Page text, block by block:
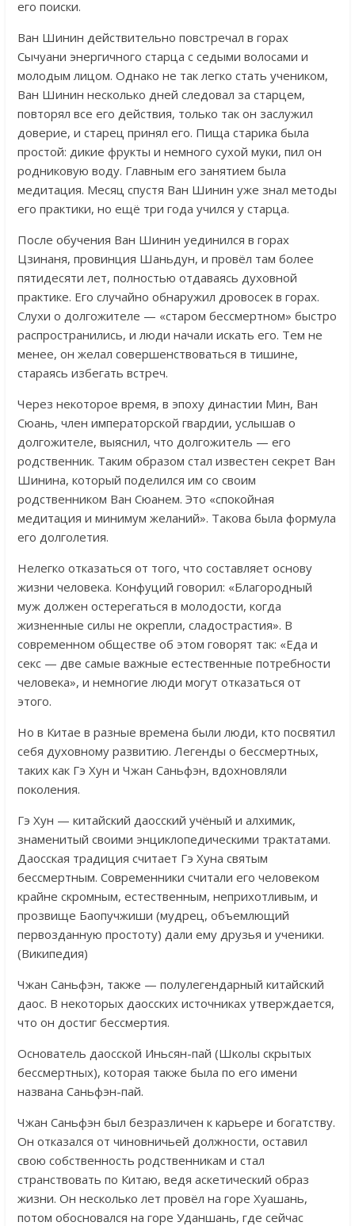
его поиски.
Ван Шинин действительно повстречал в горах
Сычуани энергичного старца с седыми волосами и
молодым лицом. Однако не так легко стать учеником,
Ван Шинин несколько дней следовал за старцем,
повторял все его действия, только так он заслужил
доверие, и старец принял его. Пища старика была
простой: дикие фрукты и немного сухой муки, пил он
родниковую воду. Главным его занятием была
медитация. Месяц спустя Ван Шинин уже знал методы
его практики, но ещё три года учился у старца.
После обучения Ван Шинин уединился в горах
Цзинаня, провинция Шаньдун, и провёл там более
пятидесяти лет, полностью отдаваясь духовной
практике. Его случайно обнаружил дровосек в горах.
Слухи о долгожителе — «старом бессмертном» быстро
распространились, и люди начали искать его. Тем не
менее, он желал совершенствоваться в тишине,
стараясь избегать встреч.
Через некоторое время, в эпоху династии Мин, Ван
Сюань, член императорской гвардии, услышав о
долгожителе, выяснил, что долгожитель — его
родственник. Таким образом стал известен секрет Ван
Шинина, который поделился им со своим
родственником Ван Сюанем. Это «спокойная
медитация и минимум желаний». Такова была формула
его долголетия.
Нелегко отказаться от того, что составляет основу
жизни человека. Конфуций говорил: «Благородный
муж должен остерегаться в молодости, когда
жизненные силы не окрепли, сладострастия». В
современном обществе об этом говорят так: «Еда и
секс — две самые важные естественные потребности
человека», и немногие люди могут отказаться от
этого.
Но в Китае в разные времена были люди, кто посвятил
себя духовному развитию. Легенды о бессмертных,
таких как Гэ Хун и Чжан Саньфэн, вдохновляли
поколения.
Гэ Хун — китайский даосский учёный и алхимик,
знаменитый своими энциклопедическими трактатами.
Даосская традиция считает Гэ Хуна святым
бессмертным. Современники считали его человеком
крайне скромным, естественным, неприхотливым, и
прозвище Баопучжиши (мудрец, объемлющий
первозданную простоту) дали ему друзья и ученики.
(Википедия)
Чжан Саньфэн, также — полулегендарный китайский
даос. В некоторых даосских источниках утверждается,
что он достиг бессмертия.
Основатель даосской Иньсян-пай (Школы скрытых
бессмертных), которая также была по его имени
названа Саньфэн-пай.
Чжан Саньфэн был безразличен к карьере и богатству.
Он отказался от чиновничьей должности, оставил
свою собственность родственникам и стал
странствовать по Китаю, ведя аскетический образ
жизни. Он несколько лет провёл на горе Хуашань,
потом обосновался на горе Уданшань, где сейчас